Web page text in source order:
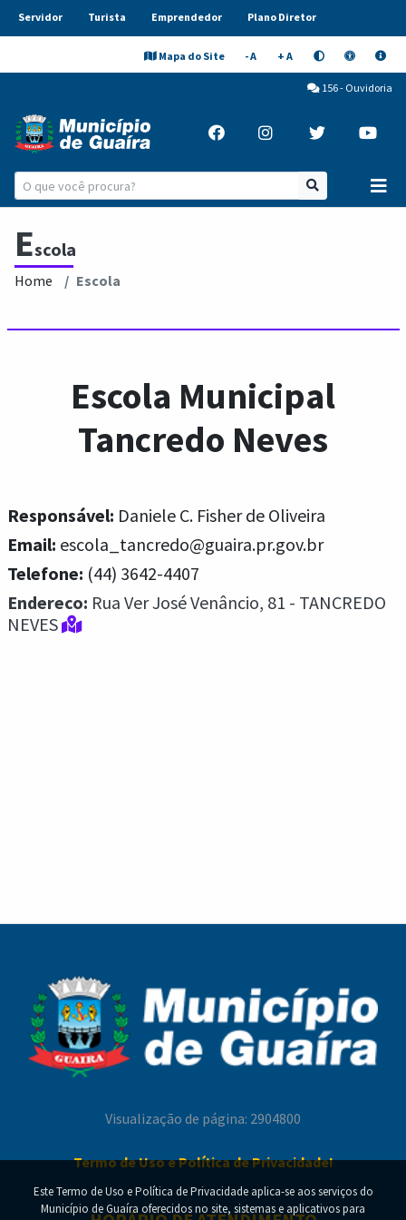
Servidor Turista Emprendedor Plano Diretor
Mapa do Site - A + A
156 - Ouvidoria
Escola
Home Escola
Escola Municipal
Tancredo Neves
Responsável: Daniele C. Fisher de Oliveira
Email: escola_tancredo@guaira.pr.gov.br
Telefone: (44) 3642-4407
Endereco: Rua Ver José Venâncio, 81 - TANCREDO
NEVES
Visualização de página: 2904800
Termo de Uso e Política de Privacidade!
Este Termo de Uso e Política de Privacidade aplica-se aos serviços do
Município de Guaíra oferecidos no site, sistemas e aplicativos para